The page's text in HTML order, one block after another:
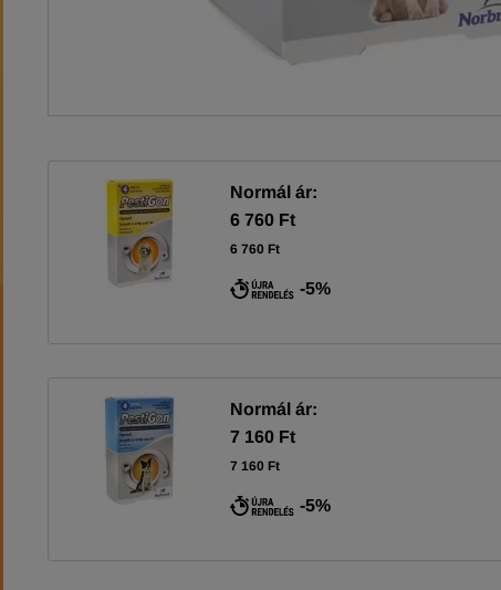
Normál ár:
6 760 Ft
6 760 Ft
-5%
Normál ár:
7 160 Ft
7 160 Ft
-5%